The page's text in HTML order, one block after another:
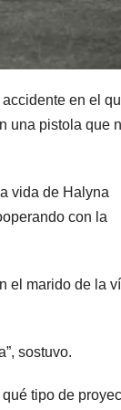
en el
una pistola que
vida de Halyna
con la
el marido de la
sostuvo.
tipo de